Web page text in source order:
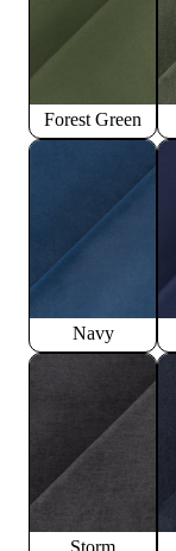
Forest Green
Navy